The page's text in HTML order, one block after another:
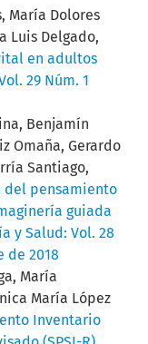
María Dolores
Luis Delgado,
en adultos
29 Núm. 1
Benjamín
Omaña, Gerardo
Santiago,
del pensamiento
guiada
y Salud: Vol. 28
de 2018
María
María López
Inventario